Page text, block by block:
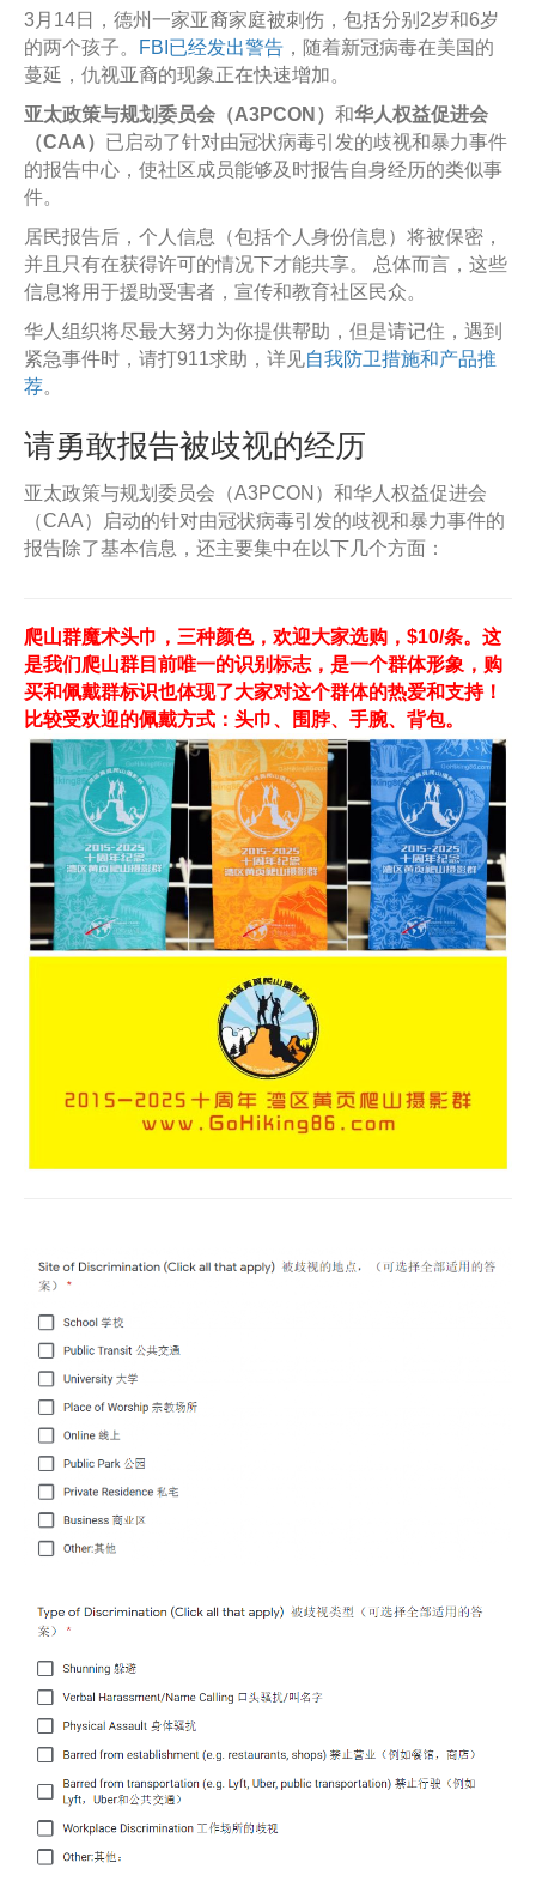
3月14日，德州一家亚裔家庭被刺伤，包括分别2岁和6岁
的两个孩子。
FBI已经发出警告 ，随着新冠病毒在美国的
蔓延，仇视亚裔的现象正在快速增加。
亚太政策与规划委员会（A3PCON） 和华人权益促进会
（CAA） 已启动了针对由冠状病毒引发的歧视和暴力事件
的报告中心，使社区成员能够及时报告自身经历的类似事
件。
居民报告后，个人信息（包括个人身份信息）将被保密，
并且只有在获得许可的情况下才能共享。 总体而言，这些
信息将用于援助受害者，宣传和教育社区民众。
华人组织将尽最大努力为你提供帮助，但是请记住，遇到
紧急事件时，请打911求助，详见自我防卫措施和产品推
荐。
请勇敢报告被歧视的经历
亚太政策与规划委员会（A3PCON）和华人权益促进会
（CAA）启动的针对由冠状病毒引发的歧视和暴力事件的
报告除了基本信息，还主要集中在以下几个方面：
爬山群魔术头巾，三种颜色，欢迎大家选购，$10/条。这
是我们爬山群目前唯一的识别标志，是一个群体形象，购
买和佩戴群标识也体现了大家对这个群体的热爱和支持！
比较受欢迎的佩戴方式：头巾、围脖、手腕、背包。